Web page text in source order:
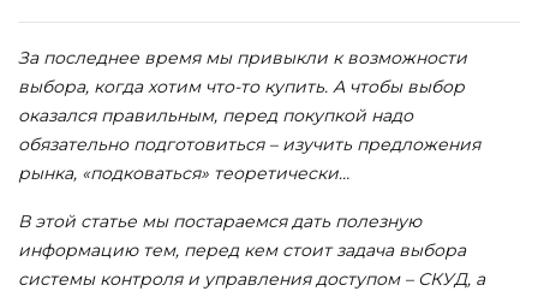
За последнее время мы привыкли к возможности
выбора, когда хотим что-то купить. А чтобы выбор
оказался правильным, перед покупкой надо
обязательно подготовиться – изучить предложения
рынка, «подковаться» теоретически…
В этой статье мы постараемся дать полезную
информацию тем, перед кем стоит задача выбора
системы контроля и управления доступом – СКУД, а